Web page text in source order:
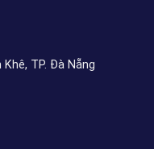
TP. Đà Nẵng